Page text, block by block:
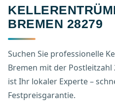
BREMEN 28279
Suchen Sie professionelle
Bremen mit der Postleitzahl
ist Ihr lokaler Experte –
Festpreisgarantie.